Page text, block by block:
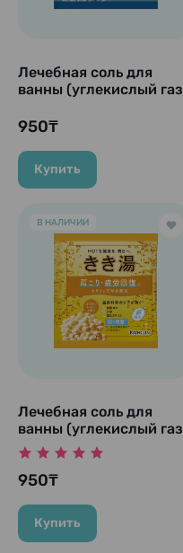
Лечебная соль для
ванны (углекислый газ
"Kikiyu Calcium
30 гр.
950₸
Купить
В НАЛИЧИИ
Лечебная соль для
ванны (углекислый газ
+ хлорид калия +
глауберовая соль)
"Kikiyu Potassium
Carbonate Hot
Spring",30 гр
950₸
Купить